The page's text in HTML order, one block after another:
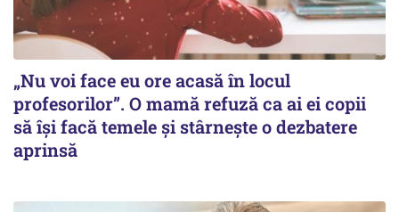
„Nu voi face eu ore acasă în locul
profesorilor”. O mamă refuză ca ai ei copii
să își facă temele și stârnește o dezbatere
aprinsă